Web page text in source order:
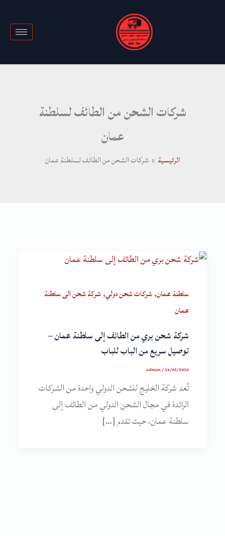
شركات الشحن من الطائف لسلطنة
عمان
الرئيسية شركات الشحن من الطائف لسلطنة عمان
سلطنة عمان,شركات شحن دولي,شركة شحن الى سلطنة
عمان
شركة شحن بري من الطائف إلى سلطنة عمان –
توصيل سريع من الباب للباب
admin/26/03/2026
تُعد شركة الخليج للشحن الدولي واحدة من الشركات
الرائدة في مجال الشحن الدولي من الطائف إلى
سلطنة عمان، حيث تقدم […]